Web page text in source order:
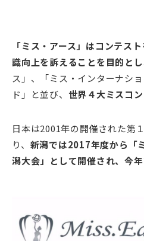
「ミス・アース」はコンテス
識向上を訴えることを目的とし
ス」、「ミス・インターナシ
ド」と並び、 世界４大ミスコン
日本は2001年の開催された第
り、 新潟では2017年度から「
潟大会」として開催され、今年